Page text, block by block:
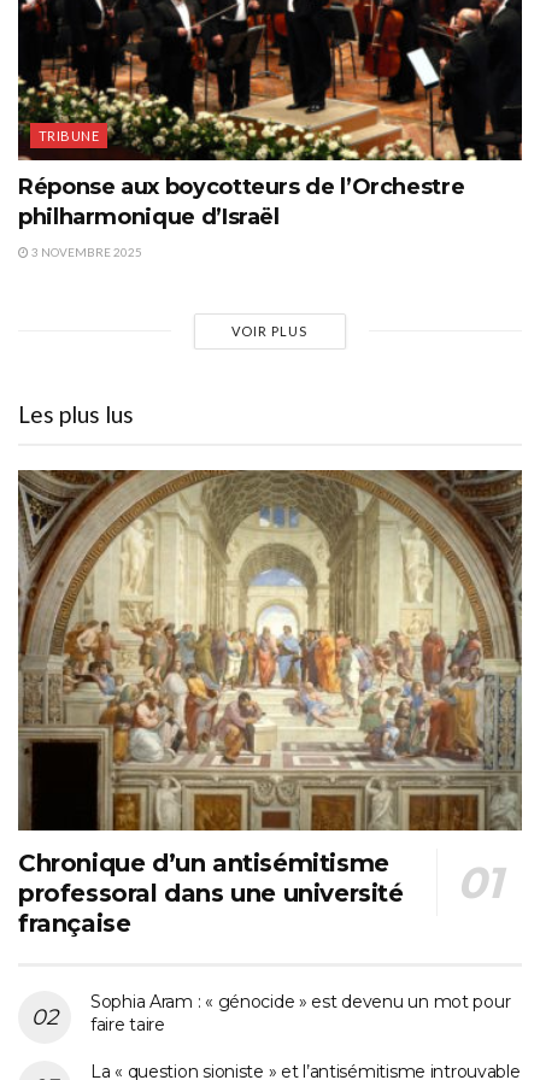
TRIBUNE
Réponse aux boycotteurs de l’Orchestre
philharmonique d’Israël
3 NOVEMBRE 2025
VOIR PLUS
Les plus lus
Chronique d’un antisémitisme
professoral dans une université
française
Sophia Aram : « génocide » est devenu un mot pour
faire taire
La « question sioniste » et l’antisémitisme introuvable